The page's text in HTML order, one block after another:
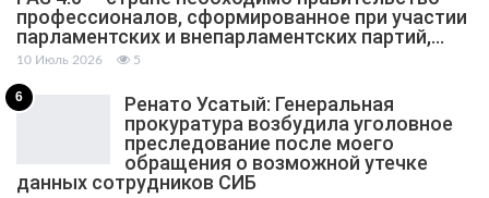
профессионалов, сформированное при участии
парламентских и внепарламентских партий,…
10 Июль 2026 5
6
Ренато Усатый: Генеральная
прокуратура возбудила уголовное
преследование после моего
обращения о возможной утечке
данных сотрудников СИБ